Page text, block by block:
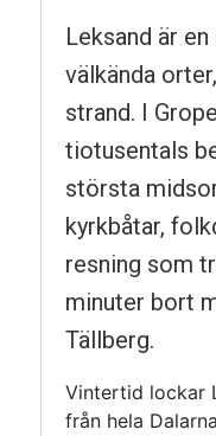
Leksand är
välkända
strand. I
tiotusentals
största
kyrkbåtar,
resning som
minuter bort
Tällberg.
Vintertid lockar
från hela